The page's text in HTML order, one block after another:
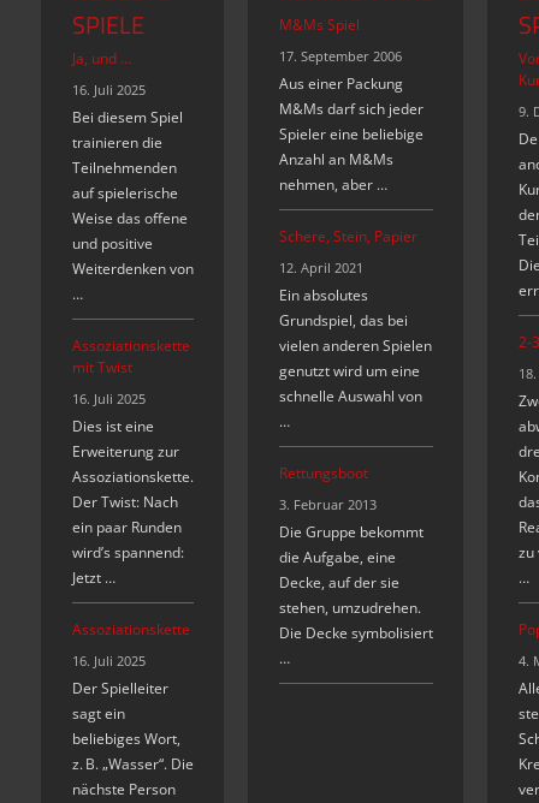
SPIELE
Ja, und …
16. Juli 2025
Bei diesem Spiel
trainieren die
Teilnehmenden
auf spielerische
Weise das offene
und positive
Weiterdenken von
…
Assoziationskette
mit Twist
16. Juli 2025
Dies ist eine
Erweiterung zur
Assoziationskette.
Der Twist: Nach
ein paar Runden
wird’s spannend:
Jetzt …
Assoziationskette
16. Juli 2025
Der Spielleiter
sagt ein
beliebiges Wort,
z. B. „Wasser“. Die
nächste Person
M&Ms Spiel
17. September 2006
Aus einer Packung
M&Ms darf sich jeder
Spieler eine beliebige
Anzahl an M&Ms
nehmen, aber …
Schere, Stein, Papier
12. April 2021
Ein absolutes
Grundspiel, das bei
vielen anderen Spielen
genutzt wird um eine
schnelle Auswahl von
…
Rettungsboot
3. Februar 2013
Die Gruppe bekommt
die Aufgabe, eine
Decke, auf der sie
stehen, umzudrehen.
Die Decke symbolisiert
…
9.
2-
zu
…
4.